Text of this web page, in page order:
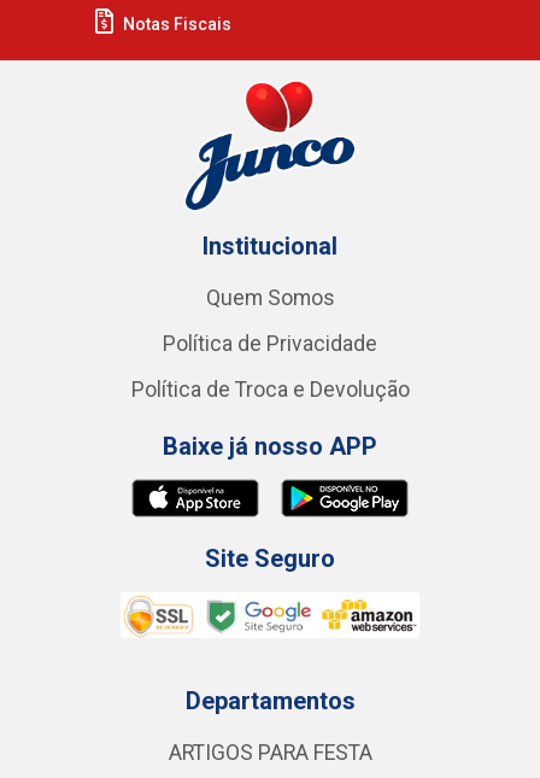
Notas Fiscais
Institucional
Quem Somos
Política de Privacidade
Política de Troca e Devolução
Baixe já nosso APP
Site Seguro
Departamentos
ARTIGOS PARA FESTA